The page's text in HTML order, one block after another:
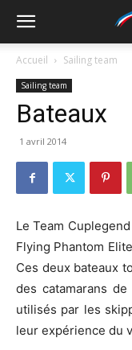
Accueil Sailing team
Sailing team
Bateaux
1 avril 2014
Le Team
Flying Phantom
Ces deux bateaux
des catamarans
utilisés par les
leur expérience du